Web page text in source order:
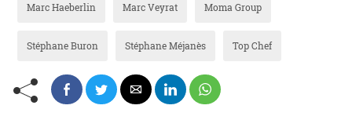
Marc Haeberlin Marc Veyrat Moma Group
Stéphane Buron Stéphane Méjanès Top Chef